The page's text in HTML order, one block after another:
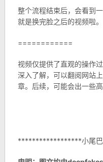
整个流程结束后，会看到
就是换完脸之后的视频啦。
============
视频仅提供了直观的操作
深入了解，可以翻阅网站
章。后续，可能会出一些高
******************小尾